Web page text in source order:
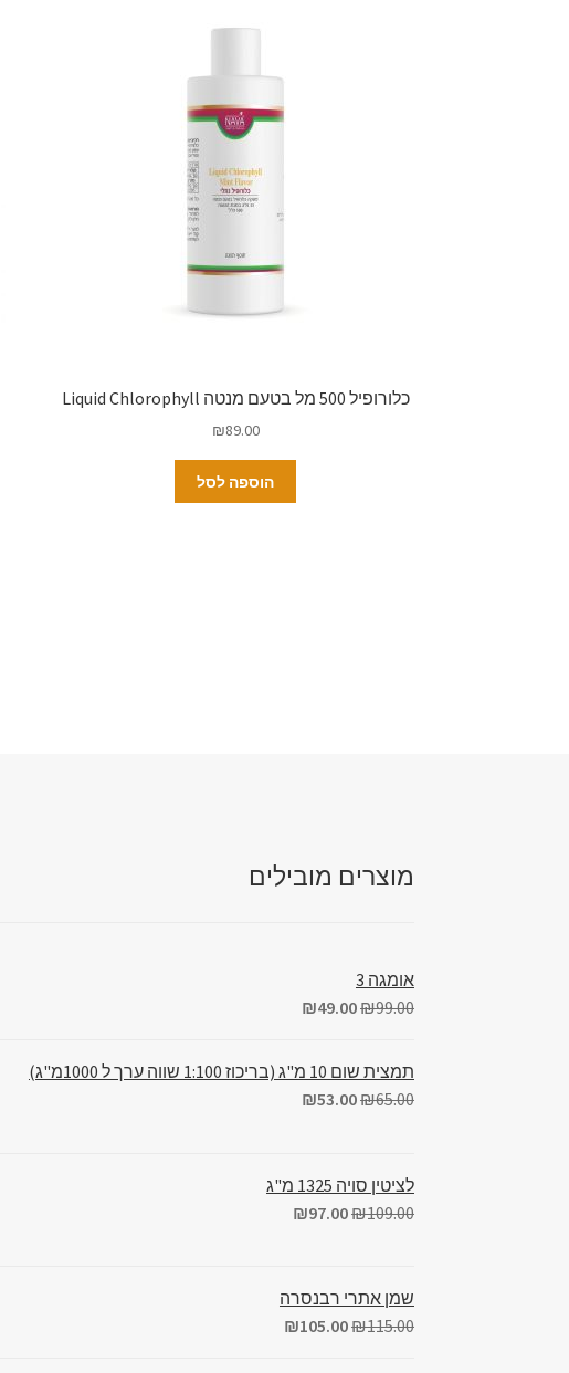
כלורופיל 500 מל בטעם מנטה Liquid Chlorophyll
₪89.00
הוספה לסל
מוצרים מובילים
אומגה 3
₪99.00
₪49.00
תמצית שום 10 מ"ג (בריכוז 1:100 שווה ערך ל 1000מ"ג)
₪65.00
₪53.00
לציטין סויה 1325 מ"ג
₪109.00
₪97.00
שמן אתרי רבנסרה
₪115.00
₪105.00